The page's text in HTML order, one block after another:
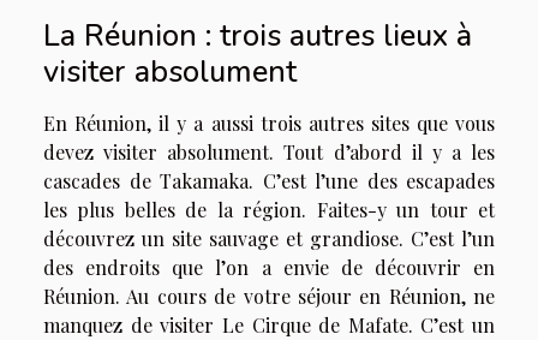
La Réunion : trois autres lieux à
visiter absolument
En Réunion, il y a aussi trois autres sites que vous
devez visiter absolument. Tout d’abord il y a les
cascades de Takamaka. C’est l’une des escapades
les plus belles de la région. Faites-y un tour et
découvrez un site sauvage et grandiose. C’est l’un
des endroits que l’on a envie de découvrir en
Réunion. Au cours de votre séjour en Réunion, ne
manquez de visiter Le Cirque de Mafate. C’est un